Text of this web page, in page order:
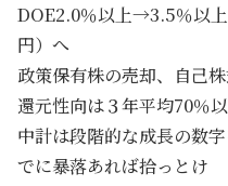
DOE2.0％以上→3.5％以
円）へ
政策保有株の売却、自己
還元性向は３年平均70％
中計は段階的な成長の数
でに暴落あれば拾っとけ